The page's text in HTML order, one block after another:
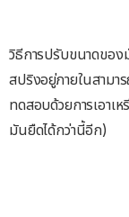
วิธีการปรับขนาดขอ
สปริงอยู่ภายในสามา
ทดสอบด้วยการเอาเ
มันยืดได้กว่านี้อีก)